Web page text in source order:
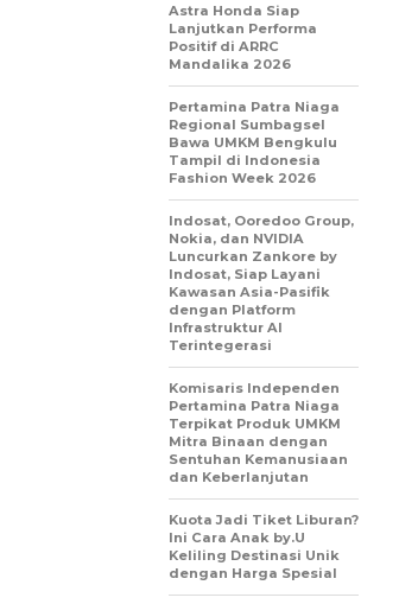
Astra Honda Siap
Lanjutkan Performa
Positif di ARRC
Mandalika 2026
Pertamina Patra Niaga
Regional Sumbagsel
Bawa UMKM Bengkulu
Tampil di Indonesia
Fashion Week 2026
Indosat, Ooredoo Group,
Nokia, dan NVIDIA
Luncurkan Zankore by
Indosat, Siap Layani
Kawasan Asia-Pasifik
dengan Platform
Infrastruktur AI
Terintegerasi
Komisaris Independen
Pertamina Patra Niaga
Terpikat Produk UMKM
Mitra Binaan dengan
Sentuhan Kemanusiaan
dan Keberlanjutan
Kuota Jadi Tiket Liburan?
Ini Cara Anak by.U
Keliling Destinasi Unik
dengan Harga Spesial